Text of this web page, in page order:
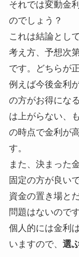
それでは変動金
のでしょう？
これは結論とし
考え方、予想次
です。どちらが
例えば今後金利
の方がお得にな
は上がらない、
の時点で金利が
す。
また、決まった
固定の方が良い
資金の置き場と
問題はないのです
個人的には金利
いますので、 選